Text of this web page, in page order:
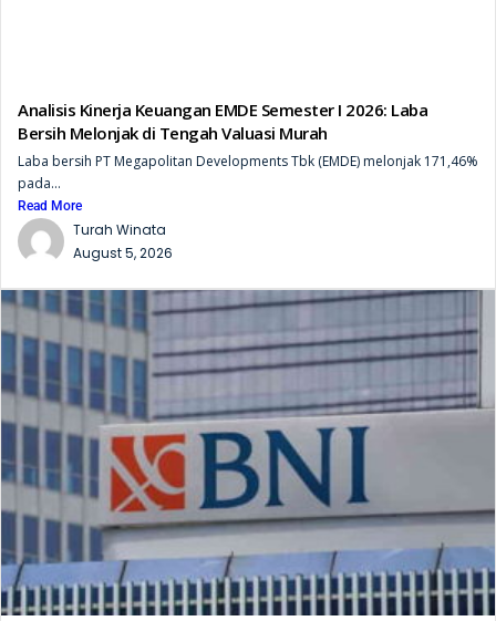
Analisis Kinerja Keuangan EMDE Semester I 2026: Laba
Bersih Melonjak di Tengah Valuasi Murah
Laba bersih PT Megapolitan Developments Tbk (EMDE) melonjak 171,46%
pada...
Read More
Turah Winata
August 5, 2026